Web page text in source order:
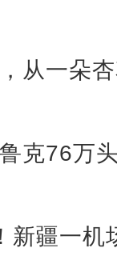
从一朵
克76万
新疆一机
“赏花经济”